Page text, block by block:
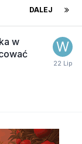
DALEJ
w